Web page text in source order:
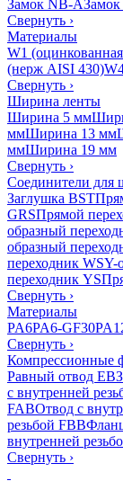
Замок NB-A
Свернуть ›
Материалы
W1
(нерж AISI 430)
Свернуть ›
Ширина ленты
Ширина 5 мм
ммШирина 13 мм
ммШирина 19 мм
Свернуть ›
Соединители для
Заглушка BST
GRSПрямой
образный
образный
переходник WSY-
переходник YS
Свернуть ›
Материалы
PA6PA6-GF30
Свернуть ›
Компрессионные
Равный отвод EB
с внутренней
FABОтвод с
резьбой FBB
внутренней
Свернуть ›